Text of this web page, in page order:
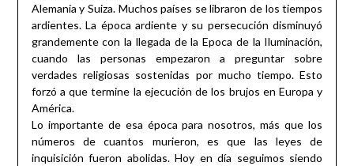
Alemania y Suiza. Muchos países se libraron de los tiempos
ardientes. La época ardiente y su persecución disminuyó
grandemente con la llegada de la Epoca de la Iluminación,
cuando las personas empezaron a preguntar sobre
verdades religiosas sostenidas por mucho tiempo. Esto
forzó a que termine la ejecución de los brujos en Europa y
América.
Lo importante de esa época para nosotros, más que los
números de cuantos murieron, es que las leyes de
inquisición fueron abolidas. Hoy en día seguimos siendo